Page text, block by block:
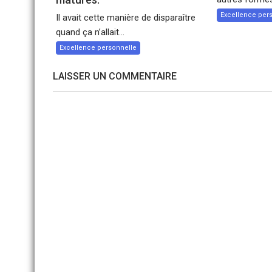
Il avait cette manière de disparaître
quand ça n’allait...
Excellence personnelle
Excellence
LAISSER UN COMMENTAIRE